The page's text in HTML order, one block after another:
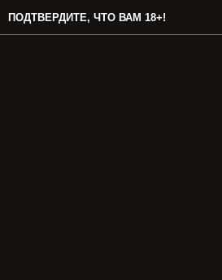
ПОДТВЕРДИТЕ, ЧТО ВАМ 18+!